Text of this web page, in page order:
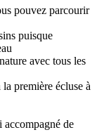
pouvez parcourir
puisque
avec tous les
première écluse à
accompagné de